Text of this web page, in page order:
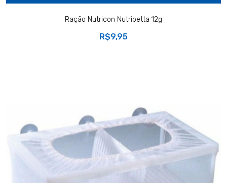
Ração Nutricon Nutribetta 12g
R$9,95